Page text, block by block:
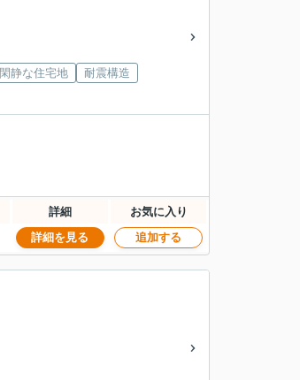
閑静な住宅地
耐震構造
詳細 お気に入り
詳細を見る 追加する